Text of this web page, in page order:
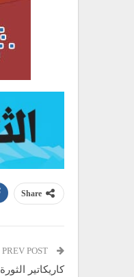
Share
كاريكاتير الثورة